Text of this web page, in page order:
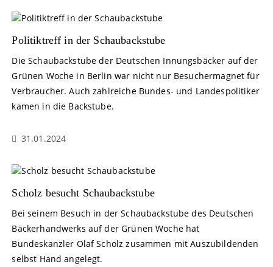
Politiktreff in der Schaubackstube
Die Schaubackstube der Deutschen Innungsbäcker auf der
Grünen Woche in Berlin war nicht nur Besuchermagnet für
Verbraucher. Auch zahlreiche Bundes- und Landespolitiker
kamen in die Backstube.
31.01.2024
Scholz besucht Schaubackstube
Bei seinem Besuch in der Schaubackstube des Deutschen
Bäckerhandwerks auf der Grünen Woche hat
Bundeskanzler Olaf Scholz zusammen mit Auszubildenden
selbst Hand angelegt.